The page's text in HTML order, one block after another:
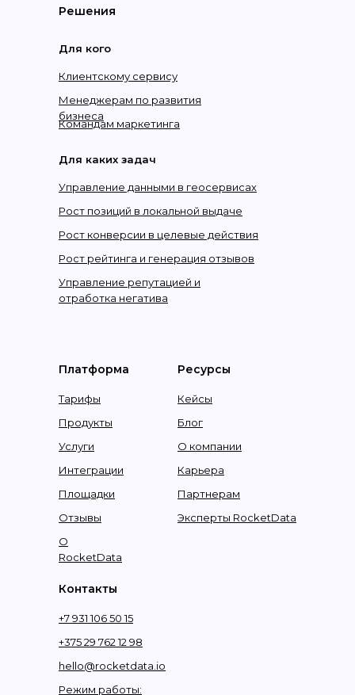
Для кого
Клиентскому сервису
Командам маркетинга
Менеджерам по развития
бизнеса
Решения
+375 29 762 12 98
+7 931 106 50 15
hello@rocketdata.io
Режим работы:
Контакты
Для каких задач
Управление данными в геосервисах
Управление репутацией и
отработка негатива
Рост позиций в локальной выдаче
Рост конверсии в целевые действия
Рост рейтинга и генерация отзывов
Ресурсы
О компании
Кейсы
Блог
Эксперты RocketData
Партнерам
Карьера
Платформа
Продукты
Тарифы
О
RocketData
Отзывы
Площадки
Услуги
Интеграции